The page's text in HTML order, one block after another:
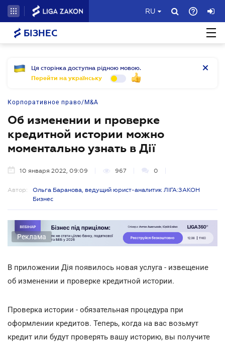
RU
БІЗНЕС
Ця сторінка доступна рідною мовою.
Перейти на українську
Корпоративное право/M&A
Об изменении и проверке
кредитной истории можно
моментально узнать в Дії
10 января 2022, 09:09 967 0
Автор:
Ольга Баранова, ведущий юрист-аналитик ЛІГА:ЗАКОН
Бизнес
Реклама
В приложении Дія появилось новая услуга - извещение
об изменении и проверке кредитной истории.
Проверка истории - обязательная процедура при
оформлении кредитов. Теперь, когда на вас возьмут
кредит или будут проверять вашу историю, вы получите